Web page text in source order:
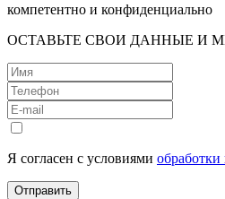
компетентно и конфиденциально
ОСТАВЬТЕ СВОИ ДАННЫЕ И
Я согласен с условиями
Отправить